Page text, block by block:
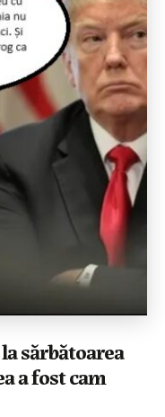
sărbătoarea
a fost cam